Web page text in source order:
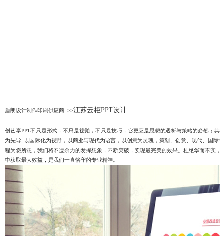
盾朗设计制作印刷供应商 >>江苏云柜PPT设计
创艺享PPT不只是形式，不只是视觉，不只是技巧，它更应是思想的透析与策略的必然；
为先导, 以国际化为视野，以商业与现代为语言，以创意为灵魂，策划、创意、现代、国
程为您所想，我们将不遗余力的发挥想象，不断突破，实现最完美的效果。杜绝华而不
中获取最大效益，是我们一直恪守的专业精神。